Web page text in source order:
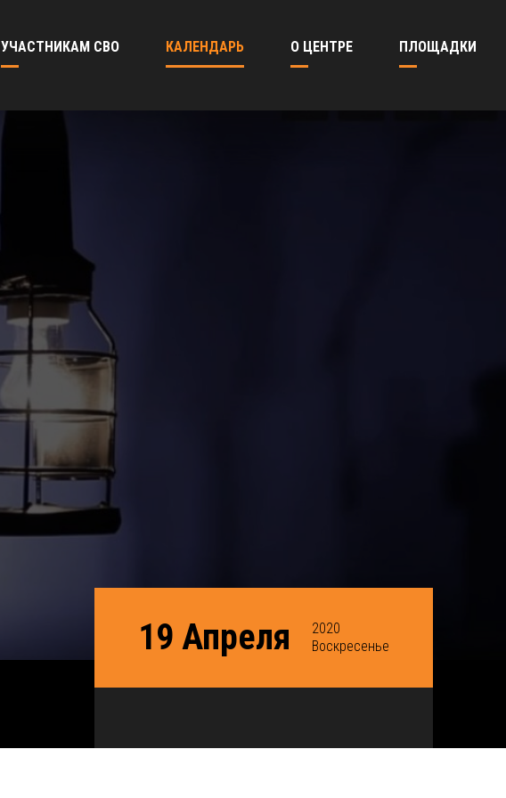
УЧАСТНИКАМ СВО КАЛЕНДАРЬ О ЦЕНТРЕ ПЛОЩАДКИ
19 Апреля
2020
Воскресенье